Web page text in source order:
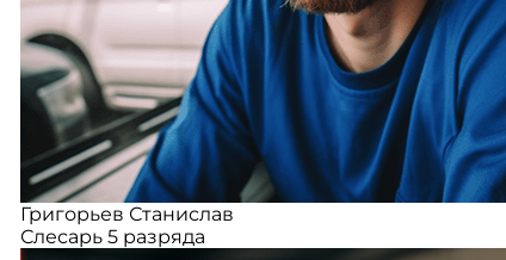
Григорьев Станислав
Слесарь 5 разряда